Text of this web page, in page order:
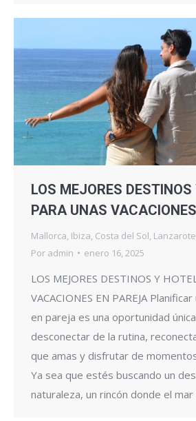
LOS MEJORES DESTINOS
PARA UNAS
Mallorca Ibiza Costa del Sol Lanzarote
Por admin enero 16, 2025
LOS MEJORES DESTINOS Y
VACACIONES EN PAREJA
en pareja es una oportunidad
desconectar de la rutina,
que amas y disfrutar de
Ya sea que estés buscando un
naturaleza, un rincón donde el